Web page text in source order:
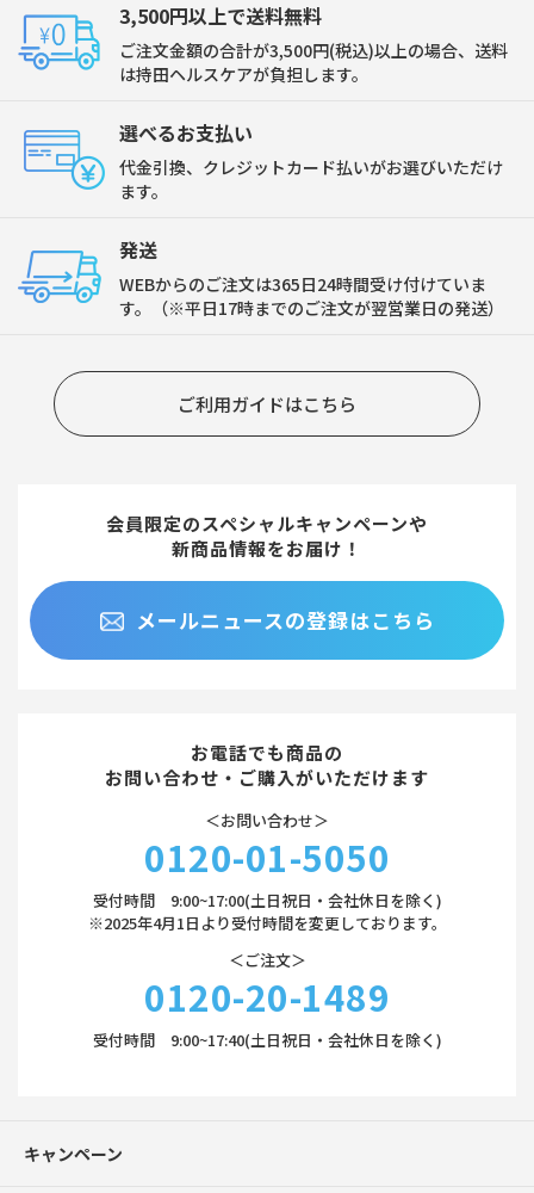
3,500円以上で送料無料
ご注文金額の合計が3,500円(税込)以上の場合、送料
は持田ヘルスケアが負担します。
選べるお支払い
代金引換、クレジットカード払いがお選びいただけ
ます。
発送
WEBからのご注文は365日24時間受け付けていま
す。（※平日17時までのご注文が翌営業日の発送）
ご利用ガイドはこちら
会員限定のスペシャルキャンペーンや
新商品情報をお届け！
メールニュースの登録はこちら
お電話でも商品の
お問い合わせ・ご購入がいただけます
＜お問い合わせ＞
0120-01-5050
受付時間 9:00~17:00(土日祝日・会社休日を除く)
※2025年4月1日より受付時間を変更しております。
＜ご注文＞
0120-20-1489
受付時間 9:00~17:40(土日祝日・会社休日を除く)
キャンペーン